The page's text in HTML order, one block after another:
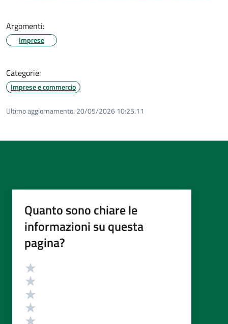
Argomenti:
Imprese
Categorie:
Imprese e commercio
Ultimo aggiornamento: 20/05/2026 10:25.11
Quanto sono chiare le
informazioni su questa
pagina?
Valutazione